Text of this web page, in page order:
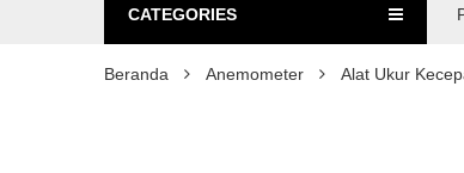
CATEGORIES
Beranda Anemometer Alat Ukur